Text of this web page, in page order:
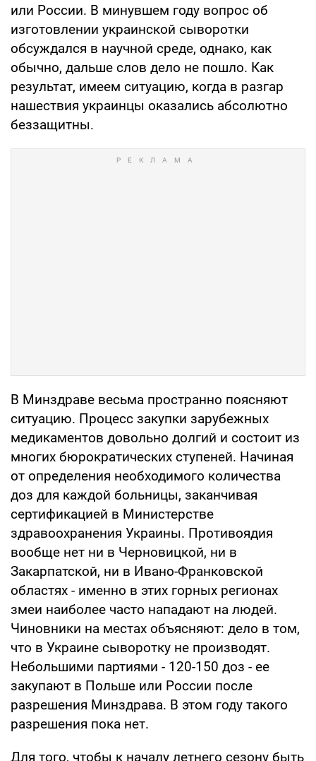
или России. В минувшем году вопрос об
изготовлении украинской сыворотки
обсуждался в научной среде, однако, как
обычно, дальше слов дело не пошло. Как
результат, имеем ситуацию, когда в разгар
нашествия украинцы оказались абсолютно
беззащитны.
В Минздраве весьма пространно поясняют
ситуацию. Процесс закупки зарубежных
медикаментов довольно долгий и состоит из
многих бюрократических ступеней. Начиная
от определения необходимого количества
доз для каждой больницы, заканчивая
сертификацией в Министерстве
здравоохранения Украины. Противоядия
вообще нет ни в Черновицкой, ни в
Закарпатской, ни в Ивано-Франковской
областях - именно в этих горных регионах
змеи наиболее часто нападают на людей.
Чиновники на местах объясняют: дело в том,
что в Украине сыворотку не производят.
Небольшими партиями - 120-150 доз - ее
закупают в Польше или России после
разрешения Минздрава. В этом году такого
разрешения пока нет.
Для того, чтобы к началу летнего сезону быть